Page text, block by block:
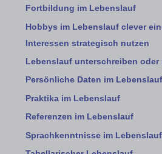
Fortbildung im Lebenslauf
Hobbys im Lebenslauf clever
Interessen strategisch nutzen
Lebenslauf unterschreiben oder
Persönliche Daten im Lebenslauf
Praktika im Lebenslauf
Referenzen im Lebenslauf
Sprachkenntnisse im Lebenslauf